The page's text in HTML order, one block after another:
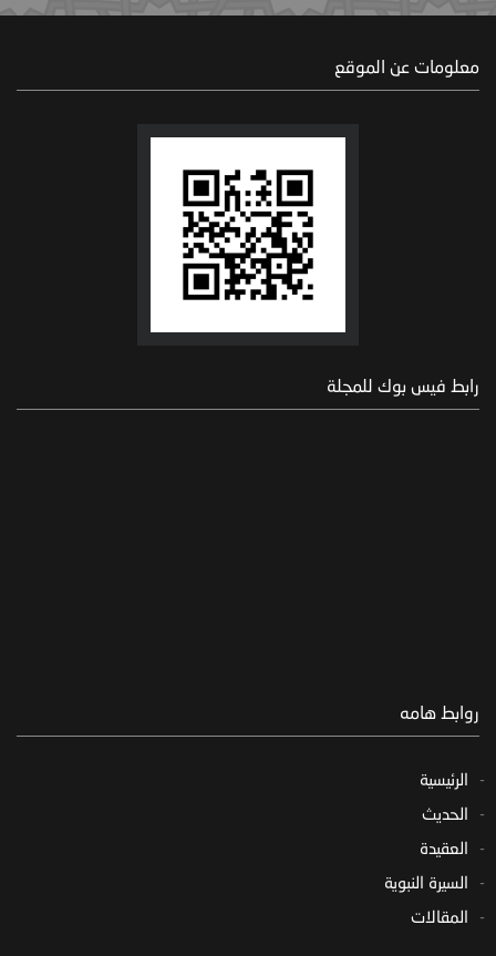
معلومات عن الموقع
رابط فيس بوك للمجلة
روابط هامه
الرئيسية
الحديث
العقيدة
السيرة النبوية
المقالات